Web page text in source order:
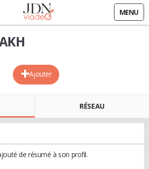
MENU
Ajouter
RÉSEAU
de résumé à son profil.